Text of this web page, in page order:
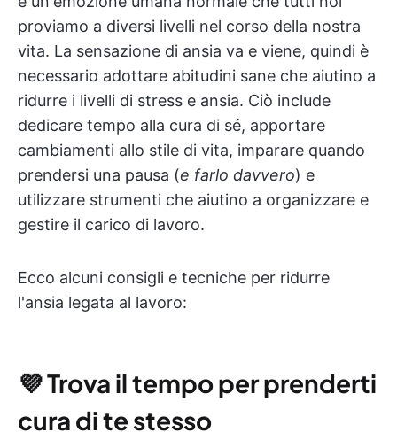
proviamo a diversi livelli nel corso della nostra
vita. La sensazione di ansia va e viene, quindi è
necessario adottare abitudini sane che aiutino a
ridurre i livelli di stress e ansia. Ciò include
dedicare tempo alla cura di sé, apportare
cambiamenti allo stile di vita, imparare quando
prendersi una pausa (e farlo davvero) e
utilizzare strumenti che aiutino a organizzare e
gestire il carico di lavoro.
Ecco alcuni consigli e tecniche per ridurre
l'ansia legata al lavoro:
💜Trova il tempo per prenderti
cura di te stesso